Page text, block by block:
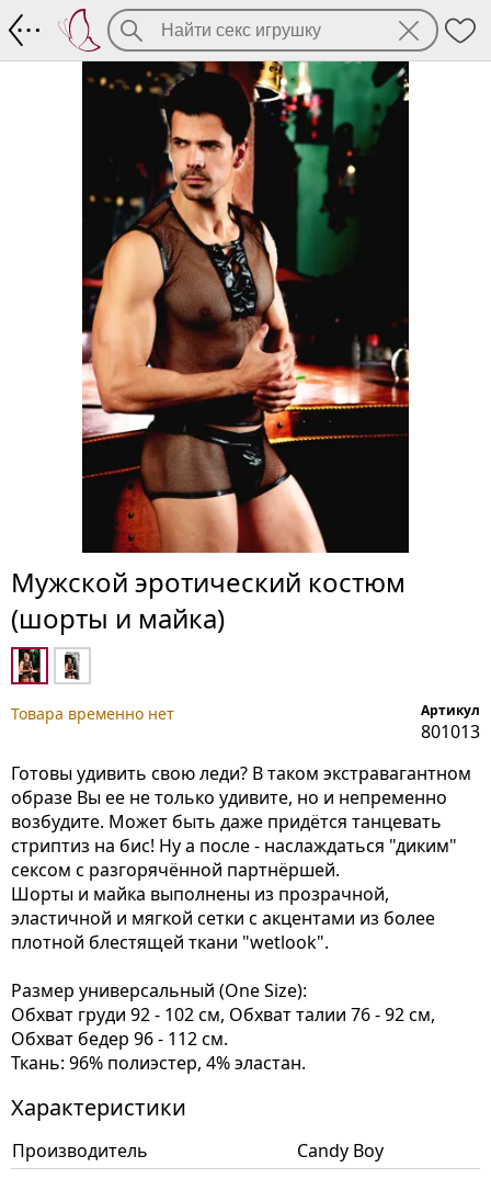
Мужской эротический костюм
(шорты и майка)
Товара временно нет Артикул
801013
Готовы удивить свою леди? В таком экстравагантном
образе Вы ее не только удивите, но и непременно
возбудите. Может быть даже придётся танцевать
стриптиз на бис! Ну а после - наслаждаться "диким"
сексом с разгорячённой партнёршей.
Шорты и майка выполнены из прозрачной,
эластичной и мягкой сетки с акцентами из более
плотной блестящей ткани "wetlook".
Размер универсальный (One Size):
Обхват груди 92 - 102 см, Обхват талии 76 - 92 см,
Обхват бедер 96 - 112 см.
Ткань: 96% полиэстер, 4% эластан.
Характеристики
Производитель Candy Boy
Мужской эротический костюм (шорты